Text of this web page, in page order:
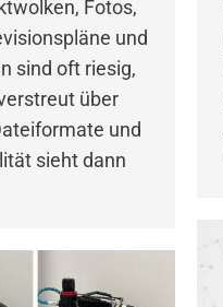
Fotos,
und
sind oft riesig,
über
und
sieht dann